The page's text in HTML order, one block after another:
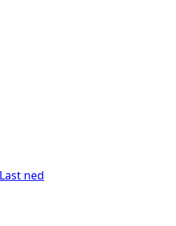
Last ned